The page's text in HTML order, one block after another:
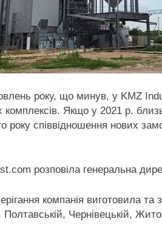
року, що минув, у KMZ
комплексів. Якщо у 2021 р.
року співвідношення нових
розповіла генеральна
компанія виготовила
Полтавській, Чернівецькій,